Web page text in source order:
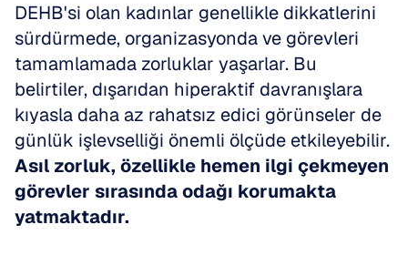
DEHB'si olan kadınlar genellikle dikkatlerini
sürdürmede, organizasyonda ve görevleri
tamamlamada zorluklar yaşarlar. Bu
belirtiler, dışarıdan hiperaktif davranışlara
kıyasla daha az rahatsız edici görünseler de
Asıl zorluk, özellikle hemen ilgi çekmeyen
görevler sırasında odağı korumakta
yatmaktadır.